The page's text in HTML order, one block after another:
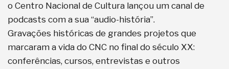
o Centro Nacional de Cultura lançou um canal de
podcasts com a sua “audio-história”.
Gravações históricas de grandes projetos que
marcaram a vida do CNC no final do século XX:
conferências, cursos, entrevistas e outros